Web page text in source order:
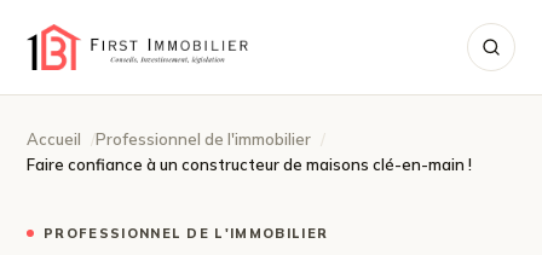
Accueil
Professionnel de l'immobilier
Faire confiance à un constructeur de maisons clé-en-main !
PROFESSIONNEL DE L'IMMOBILIER